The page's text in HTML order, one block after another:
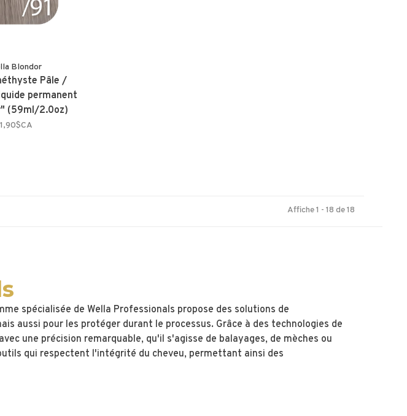
Blondor
Pâle /
permanent
(59ml/2.0oz)
Affiche 1 - 18 de 18
spécialisée de Wella Professionals propose des solutions de
aussi pour les protéger durant le processus. Grâce à des technologies de
une précision remarquable, qu'il s'agisse de balayages, de mèches ou
qui respectent l'intégrité du cheveu, permettant ainsi des